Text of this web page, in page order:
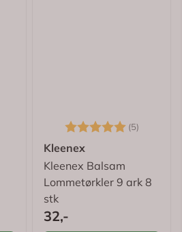
4.3 av 5 muligeKarakter: (5)
Kleenex
Kleenex Balsam
Lommetørkler 9 ark 8
stk
32,-